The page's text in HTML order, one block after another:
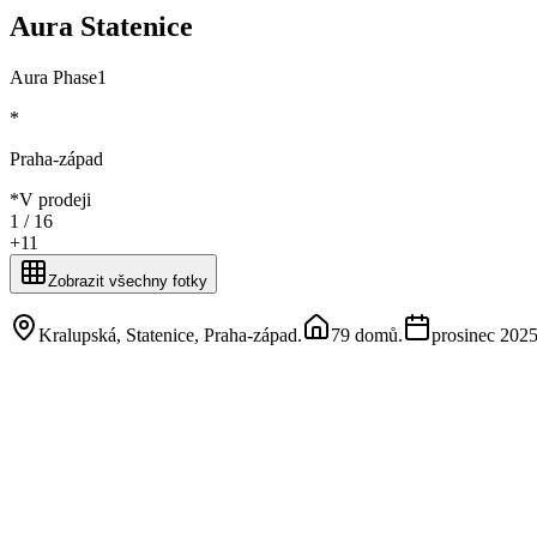
Aura Statenice
Aura Phase1
*
Praha-západ
*V prodeji
1 / 16
+11
Zobrazit všechny fotky
Kralupská, Statenice, Praha-západ. 79 domů. prosinec 2025